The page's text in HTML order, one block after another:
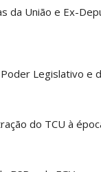
da União e Ex-
Legislativo e
do TCU à